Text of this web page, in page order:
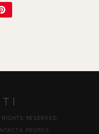
RESERVED.
À PROPOS